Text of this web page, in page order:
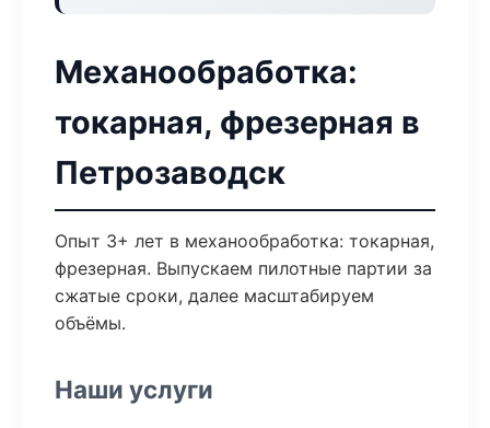
Механообработка:
токарная, фрезерная в
Петрозаводск
Опыт 3+ лет в механообработка: токарная,
фрезерная. Выпускаем пилотные партии за
сжатые сроки, далее масштабируем
объёмы.
Наши услуги